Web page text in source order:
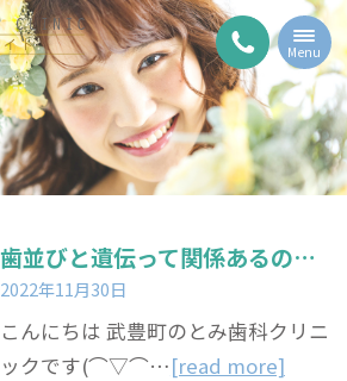
Menu
歯並びと遺伝って関係あるの？？
2022年11月30日
こんにちは 武豊町のとみ歯科クリニ
ックです(⌒▽⌒…[read more]